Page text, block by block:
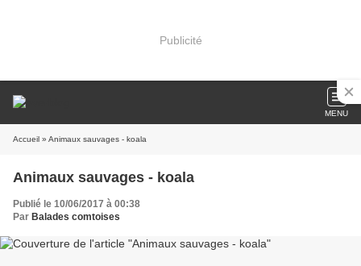
Publicité
MENU
Accueil » Animaux sauvages - koala
Animaux sauvages - koala
Publié le 10/06/2017 à 00:38
Par Balades comtoises